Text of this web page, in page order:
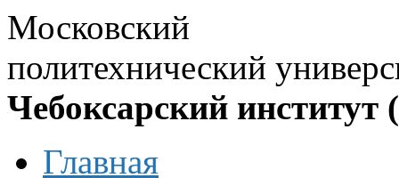
Московский
политехнический
Чебоксарский институт
Главная